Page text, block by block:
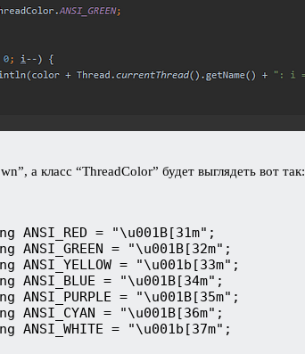
а класс “ThreadColor” будет выглядеть вот так:
ANSI_RED = "\u001B[31m";
ANSI_GREEN = "\u001B[32m";
ANSI_YELLOW = "\u001b[33m";
ANSI_BLUE = "\u001B[34m";
ANSI_PURPLE = "\u001B[35m";
ANSI_CYAN = "\u001B[36m";
ANSI_WHITE = "\u001b[37m";